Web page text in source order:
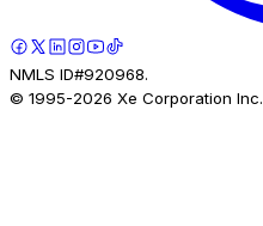
NMLS ID#920968.
© 1995-2026 Xe Corporation Inc.